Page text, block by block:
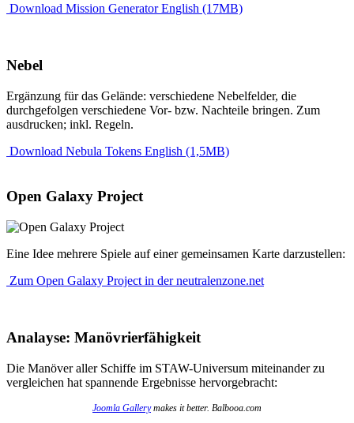
Download Mission Generator English (17MB)
Nebel
Ergänzung für das Gelände: verschiedene Nebelfelder, die
durchgefolgen verschiedene Vor- bzw. Nachteile bringen. Zum
ausdrucken; inkl. Regeln.
Download Nebula Tokens English (1,5MB)
Open Galaxy Project
Eine Idee mehrere Spiele auf einer gemeinsamen Karte darzustellen:
Zum Open Galaxy Project in der neutralenzone.net
Analayse: Manövrierfähigkeit
Die Manöver aller Schiffe im STAW-Universum miteinander zu
vergleichen hat spannende Ergebnisse hervorgebracht:
Joomla Gallerymakes it better. Balbooa.com